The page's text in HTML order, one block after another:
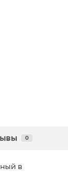
0
в